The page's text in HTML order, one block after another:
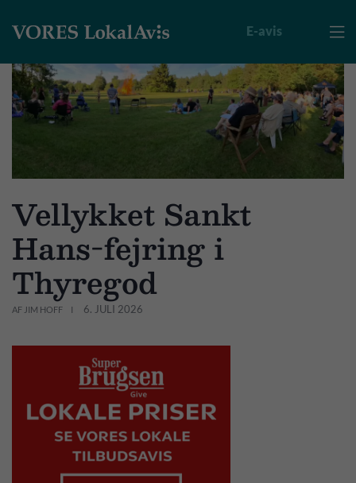

E-avis
Vellykket Sankt
Hans-fejring i
Thyregod
AF JIM HOFF 6. JULI 2026